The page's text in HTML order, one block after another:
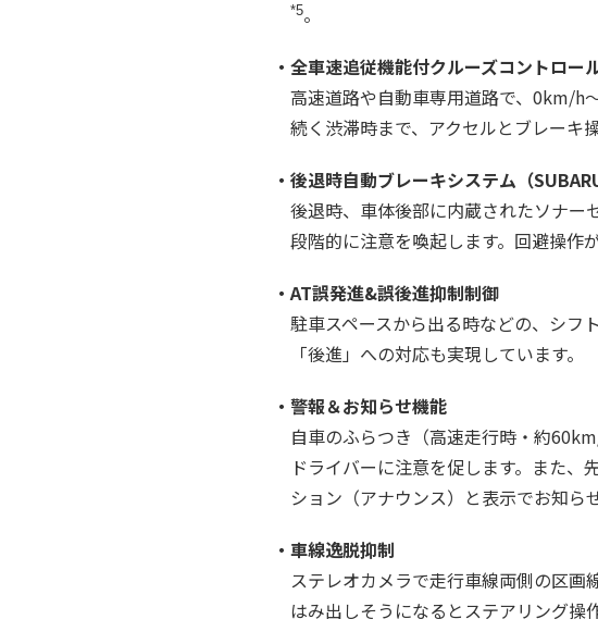
*5。
・全車速追従機能付クルーズコントロー
高速道路や自動車専用道路で、0km/h
続く渋滞時まで、アクセルとブレーキ
・後退時自動ブレーキシステム（
後退時、車体後部に内蔵されたソナー
段階的に注意を喚起します。回避操作
・AT誤発進&誤後進抑制制御
駐車スペースから出る時などの、シフ
「後進」への対応も実現しています。
・警報＆お知らせ機能
自車のふらつき（高速走行時・約
ドライバーに注意を促します。また
ション（アナウンス）と表示でお知ら
・車線逸脱抑制
ステレオカメラで走行車線両側の区
はみ出しそうになるとステアリング操